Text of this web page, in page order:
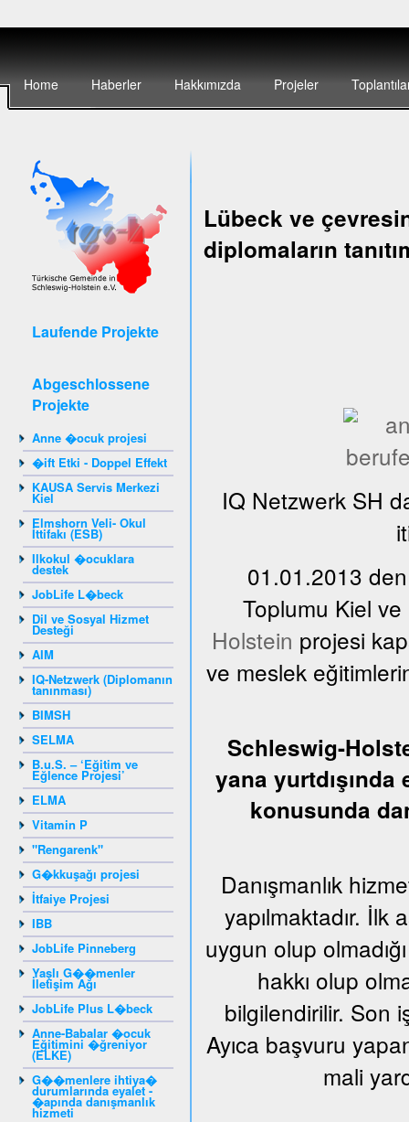
Home Haberler Hakkımızda Projeler
Laufende Projekte
Abgeschlossene
Projekte
Anne �ocuk projesi
�ift Etki - Doppel Effekt
KAUSA Servis Merkezi
Kiel
Elmshorn Veli- Okul
İttifakı (ESB)
Ilkokul �ocuklara
destek
JobLife L�beck
Dil ve Sosyal Hizmet
Desteği
AIM
IQ-Netzwerk (Diplomanın
tanınması)
BIMSH
SELMA
B.u.S. – ‘Eğitim ve
Eğlence Projesi’
ELMA
Vitamin P
"Rengarenk"
G�kkuşağı projesi
İtfaiye Projesi
IBB
JobLife Pinneberg
Yaşlı G��menler
İletişim Ağı
JobLife Plus L�beck
Anne-Babalar �ocuk
Eğitimini �ğreniyor
(ELKE)
G��menlere ihtiya�
durumlarında eyalet -
�apında danışmanlık
hizmeti
Lübeck ve
diplomaların
IQ Netzwerk SH
01.01.2013
Toplumu Kiel
Holstein projesi
ve meslek
Schleswig-
yana yurtdışında
konusunda
Danışmanlık
yapılmaktadır.
uygun olup
hakkı olup
bilgilendirilir. Son
Ayıca başvuru
mali